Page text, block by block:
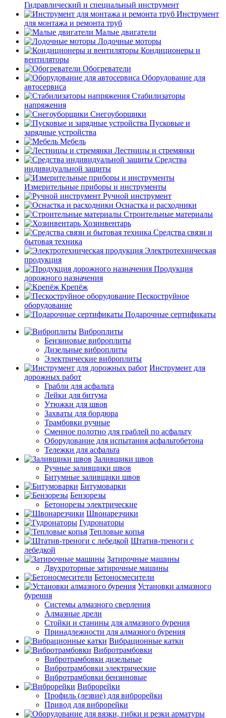
Гидравлический и специальный инструмент
Инструмент
для монтажа и ремонта труб
Малые двигатели
Лодочные моторы
Кондиционеры и
вентиляторы
Обогреватели
Оборудование для
автосервиса
Стабилизаторы
напряжения
Снегоуборщики
Пусковые и
зарядные устройства
Мебель
Лестницы и стремянки
Средства
индивидуальной защиты
Измерительные приборы и инструменты
Ручной инструмент
Оснастка и расходники
Строительные материалы
Хозинвентарь
Средства связи и
бытовая техника
Электротехническая
продукция
Продукция
дорожного назначения
Крепёж
Пескоструйное
оборудование
Подарочные сертификаты
Виброплиты
Бензиновые виброплиты
Дизельные виброплиты
Электрические виброплиты
Инструмент для
дорожных работ
Грабли для асфальта
Лейки для битума
Утюжки для швов
Захваты для бордюра
Трамбовки ручные
Сменное полотно для граблей по асфальту
Оборудование для испытания асфальтобетона
Тележки для асфальта
Заливщики швов
Ручные заливщики швов
Битумные заливщики швов
Битумоварки
Бензорезы
Бетонорезы электрические
Швонарезчики
Гудронаторы
Тепловые копья
Штатив-треноги с
лебедкой
Затирочные машины
Двухроторные затирочные машины
Бетоносмесители
Установки алмазного
бурения
Системы алмазного сверления
Алмазные дрели
Стойки и станины для алмазного бурения
Принадлежности для алмазного бурения
Вибрационные катки
Вибротрамбовки
Вибротрамбовки дизельные
Вибротрамбовки электрические
Вибротрамбовки бензиновые
Виброрейки
Профиль (лезвие) для виброрейки
Привод для виброрейки